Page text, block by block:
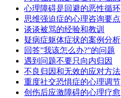
心理障碍是回避的恶性循环
思维强迫症的心理咨询要点
谈谈被骂的经验和教训
疑病症躯体症状的案例分析
回答”我该怎么办?”的问题
遇到问题不要只向内归因
不良归因和无效的应对方法
重度社交恐惧症的心理调节
创伤后应激障碍的心理疗愈